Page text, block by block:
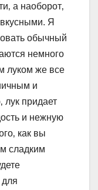
а наоборот‚
Я
обычный
немного
луком же все
и
лук придает
и нежную
как вы
сладким
для